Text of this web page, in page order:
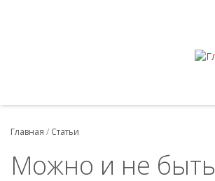
Главная / Статьи
Можно и не быть